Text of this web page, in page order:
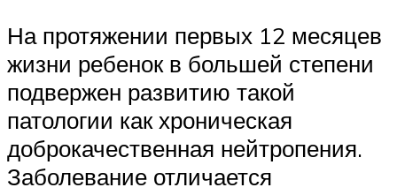
На протяжении первых 12 месяцев
жизни ребенок в большей степени
подвержен развитию такой
патологии как хроническая
доброкачественная нейтропения.
Заболевание отличается